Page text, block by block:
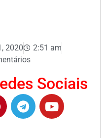
2020
2:51 am
Sociais